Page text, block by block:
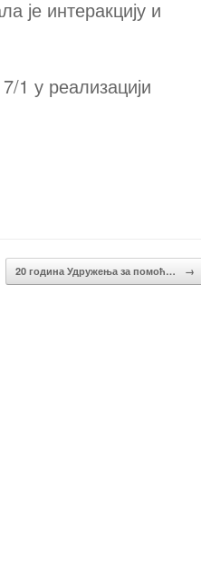
је интеракцију и
1 у реализацији
20 година Удружења за помоћ… →